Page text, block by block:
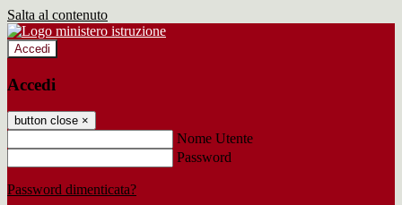
Salta al contenuto
Accedi
Accedi
button close ×
Nome Utente
Password
Password dimenticata?